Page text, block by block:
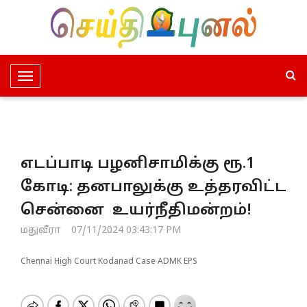
T
o
e
N
a
v
i
a
எடப்பாடி பழனிசாமிக்கு ரூ.1
கோடி: தனபாலுக்கு உத்தரவிட்ட
சென்னை உயர்நீதிமன்றம்!
மதுவீரா 07/11/2024 03:43:17 PM
Chennai High Court Kodanad Case ADMK EPS